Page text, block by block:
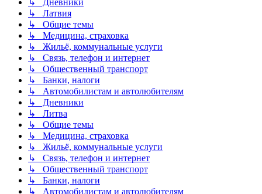
↳ Латвия
↳ Общие темы
↳ Медицина, страховка
↳ Жильё, коммунальные услуги
↳ Связь, телефон и интернет
↳ Общественный транспорт
↳ Банки, налоги
↳ Автомобилистам и автолюбителям
↳ Дневники
↳ Литва
↳ Общие темы
↳ Медицина, страховка
↳ Жильё, коммунальные услуги
↳ Связь, телефон и интернет
↳ Общественный транспорт
↳ Банки, налоги
↳ Автомобилистам и автолюбителям